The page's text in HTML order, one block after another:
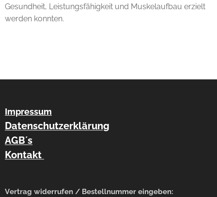
Gesundheit, Leistungsfähigkeit und Muskelaufbau erzielt
werden konnten.
Impressum
Datenschutzerklärung
AGB´s
Kontakt
Vertrag widerrufen / Bestellnummer eingeben: